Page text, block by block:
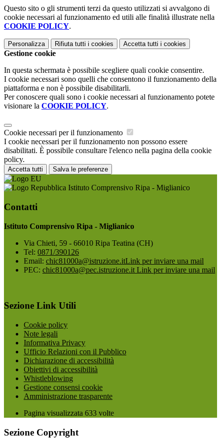
Questo sito o gli strumenti terzi da questo utilizzati si avvalgono di
cookie necessari al funzionamento ed utili alle finalità illustrate nella
COOKIE POLICY.
Personalizza Rifiuta tutti i cookies Accetta tutti i cookies
Gestione cookie
In questa schermata è possibile scegliere quali cookie consentire.
I cookie necessari sono quelli che consentono il funzionamento della
piattaforma e non è possibile disabilitarli.
Per conoscere quali sono i cookie necessari al funzionamento potete
visionare la COOKIE POLICY.
Cookie necessari per il funzionamento
I cookie necessari per il funzionamento non possono essere
disabilitati. È possibile consultare l'elenco nella pagina della cookie
policy.
Accetta tutti Salva le preferenze
Istituto Comprensivo Ripa - Miglianico
Contatti
Istituto Comprensivo Ripa - Miglianico
Via Chieti, 59 - 66010 Ripa Teatina (CH)
Tel: 0871/390126
Email: chic81000a@istruzione.itLink per inviare una mail
PEC: chic81000a@pec.istruzione.it Link per inviare una mail
Sezione Link Utili
Cookie policy
Note legali
Informativa Privacy
Ufficio Relazioni con il Pubblico
Dichiarazione di accessibilità
Obiettivi di accessibilità
Whistleblowing
Gestione consensi cookie
Amministrazione trasparente
Pagina visualizzata 633 volte
Sezione Copyright